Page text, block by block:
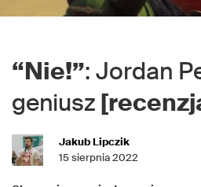
“Nie!”: Jordan
geniusz
Jakub Lipczik
15 sierpnia 2022